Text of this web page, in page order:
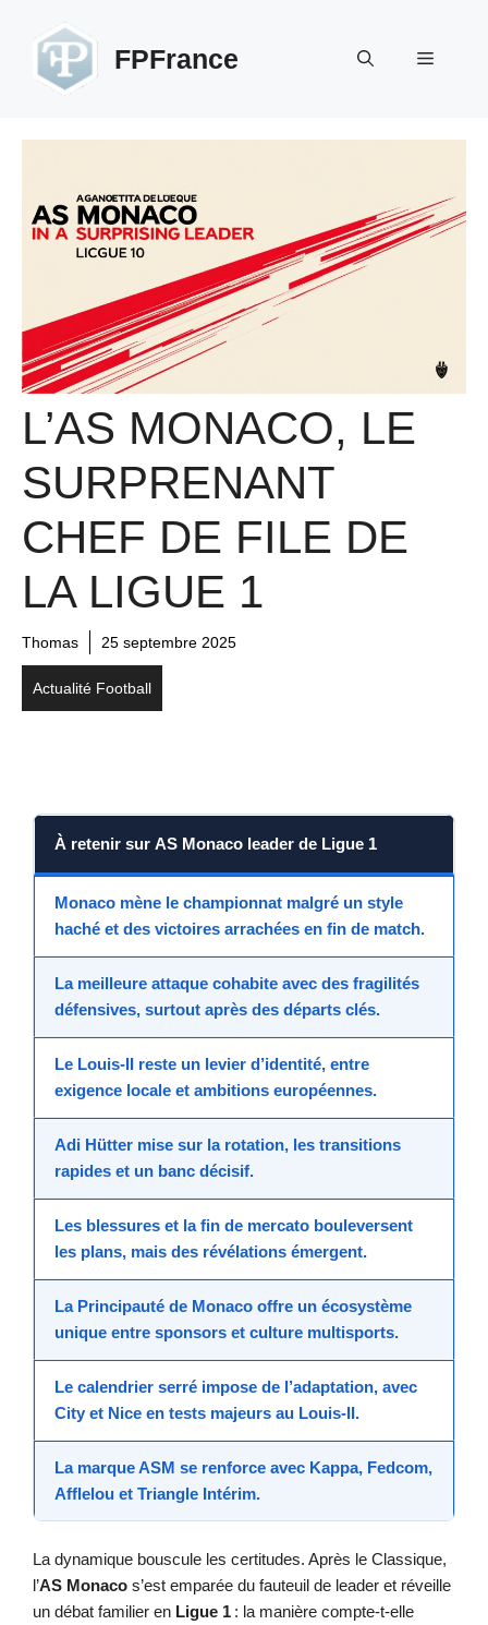
contenu
FPFrance Menu
L’AS MONACO, LE
SURPRENANT
CHEF DE FILE DE
LA LIGUE 1
Thomas 25 septembre 2025
Actualité Football
À retenir sur AS Monaco leader de Ligue 1
Monaco mène le championnat malgré un style
haché et des victoires arrachées en fin de match.
La meilleure attaque cohabite avec des fragilités
défensives, surtout après des départs clés.
Le Louis-II reste un levier d’identité, entre
exigence locale et ambitions européennes.
Adi Hütter mise sur la rotation, les transitions
rapides et un banc décisif.
Les blessures et la fin de mercato bouleversent
les plans, mais des révélations émergent.
La Principauté de Monaco offre un écosystème
unique entre sponsors et culture multisports.
Le calendrier serré impose de l’adaptation, avec
City et Nice en tests majeurs au Louis-II.
La marque ASM se renforce avec Kappa, Fedcom,
Afflelou et Triangle Intérim.
La dynamique bouscule les certitudes. Après le Classique,
l’AS Monaco s’est emparée du fauteuil de leader et réveille
un débat familier en Ligue 1 : la manière compte-t‑elle